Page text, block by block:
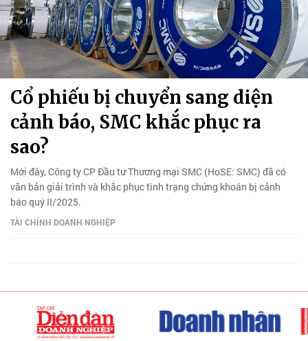
Cổ phiếu bị chuyển sang diện
cảnh báo, SMC khắc phục ra
sao?
Mới đây, Công ty CP Đầu tư Thương mại SMC (HoSE: SMC) đã có
văn bản giải trình và khắc phục tình trạng chứng khoán bị cảnh
báo quý II/2025.
TÀI CHÍNH DOANH NGHIỆP